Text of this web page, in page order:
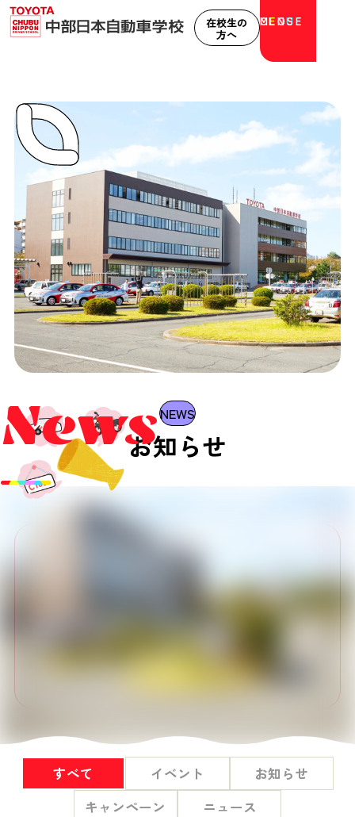
中部日本自動車学校
在校生の
方へ
MENU
CLOSE
News NEWS
お知らせ
重要なお知らせ
「二輪技能教習予約キャンセル料」のご
【重要】熱中症防止のため、夏季期間の
たします。
2026.05.01 【重要】オンライン学科 利用申し込み
に関するお知らせ
すべて イベント
お知らせ
キャンペーン
ニュース